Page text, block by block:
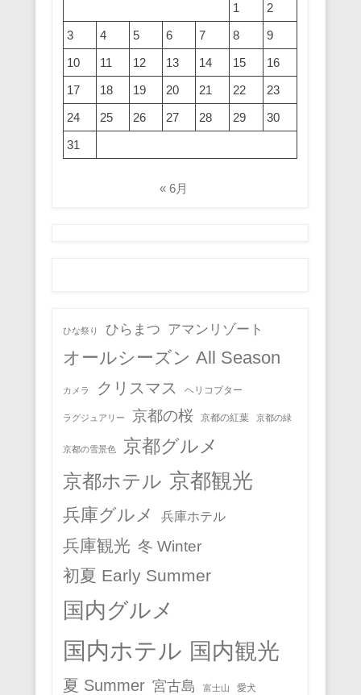
1
2
3
4 5 6 7 8
9
10
11 12 13 14 15
16
17
18 19 20 21 22
23
24
25 26 27 28 29
30
31
« 6月
ひな祭り ひらまつ アマンリゾート
オールシーズン All Season
カメラ クリスマス ヘリコプター
ラグジュアリー 京都の桜 京都の紅葉 京都の緑
京都の雪景色 京都グルメ
京都ホテル 京都観光
兵庫グルメ 兵庫ホテル
兵庫観光 冬 Winter
初夏 Early Summer
国内グルメ
国内ホテル 国内観光
夏 Summer 宮古島 富士山 愛犬